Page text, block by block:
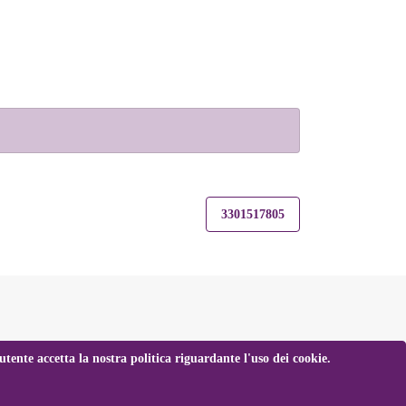
3301517805
accetta la nostra politica riguardante l'uso dei cookie.